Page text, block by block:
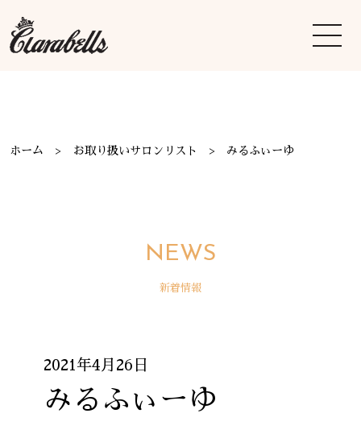
ホーム お取り扱いサロンリスト みるふぃーゆ
NEWS
新着情報
2021年4月26日
みるふぃーゆ